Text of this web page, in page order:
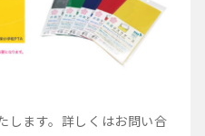
します。詳しくはお問い合